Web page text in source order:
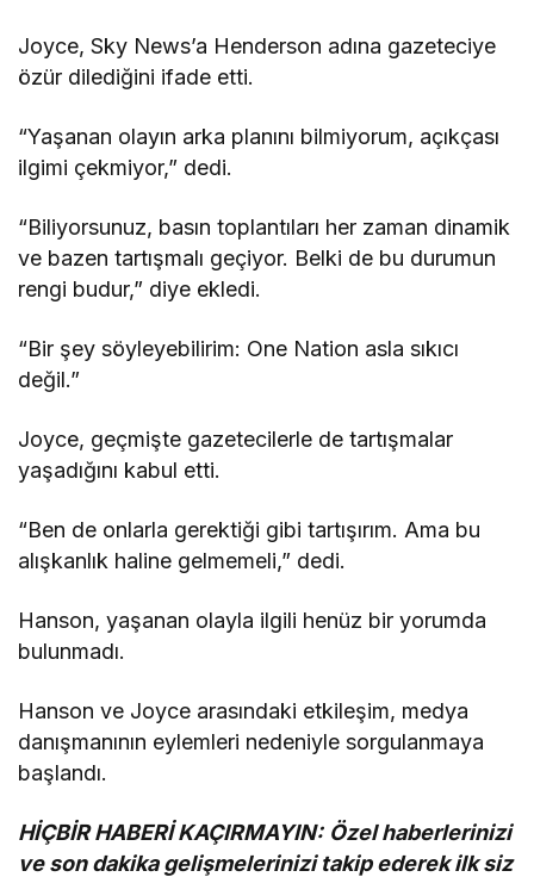
Joyce, Sky News’a Henderson adına gazeteciye
özür dilediğini ifade etti.
“Yaşanan olayın arka planını bilmiyorum, açıkçası
ilgimi çekmiyor,” dedi.
“Biliyorsunuz, basın toplantıları her zaman dinamik
ve bazen tartışmalı geçiyor. Belki de bu durumun
rengi budur,” diye ekledi.
“Bir şey söyleyebilirim: One Nation asla sıkıcı
değil.”
Joyce, geçmişte gazetecilerle de tartışmalar
yaşadığını kabul etti.
“Ben de onlarla gerektiği gibi tartışırım. Ama bu
alışkanlık haline gelmemeli,” dedi.
Hanson, yaşanan olayla ilgili henüz bir yorumda
bulunmadı.
Hanson ve Joyce arasındaki etkileşim, medya
danışmanının eylemleri nedeniyle sorgulanmaya
başlandı.
HİÇBİR HABERİ KAÇIRMAYIN: Özel haberlerinizi
ve son dakika gelişmelerinizi takip ederek ilk siz